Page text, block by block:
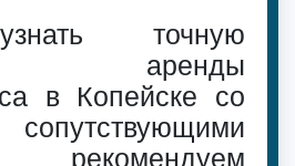
точную
аренды
в Копейске со
рекомендуем